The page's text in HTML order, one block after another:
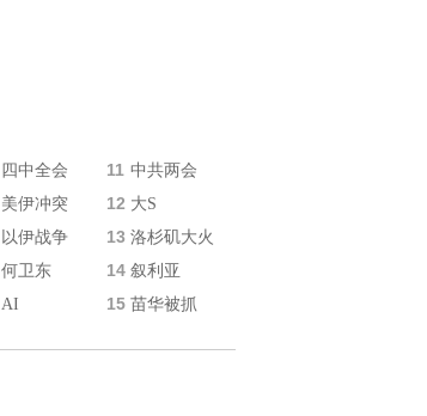
四中全会 11 中共两会
美伊冲突 12 大S
以伊战争 13 洛杉矶大火
何卫东 14 叙利亚
AI 15 苗华被抓